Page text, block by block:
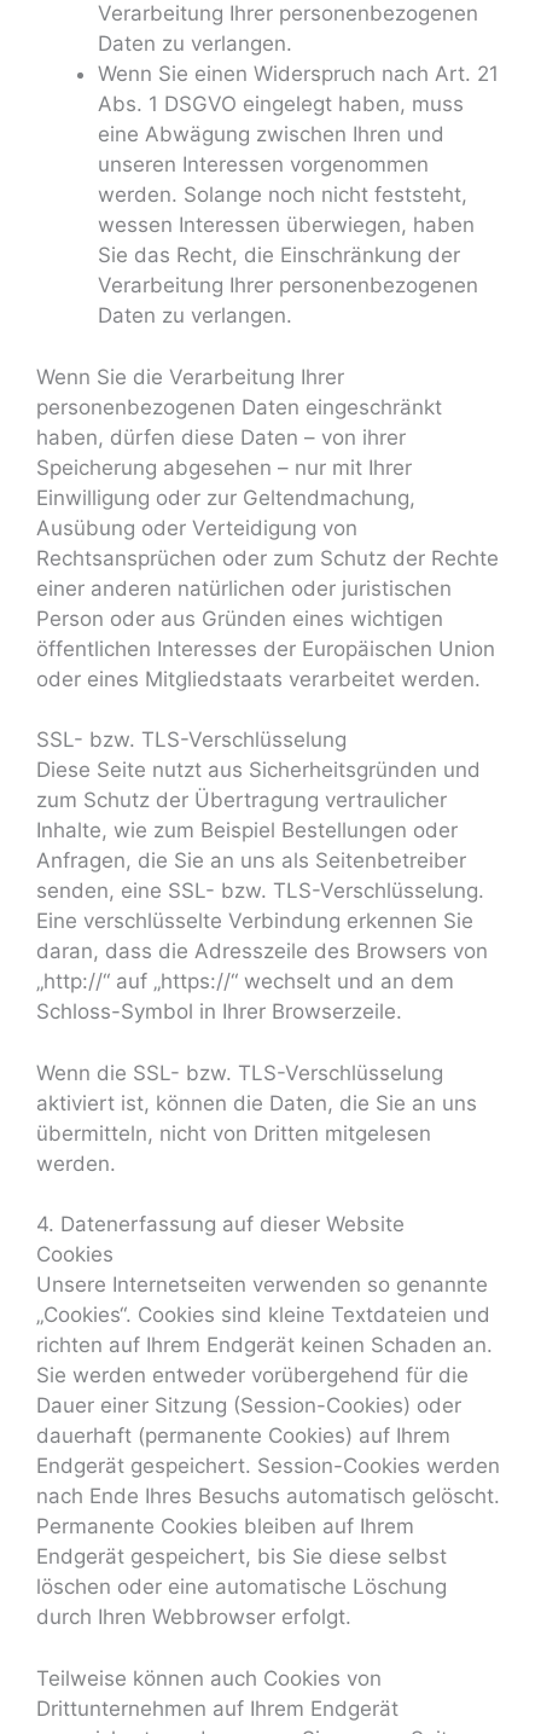
Verarbeitung Ihrer personenbezogenen
Daten zu verlangen.
Wenn Sie einen Widerspruch nach Art. 21
Abs. 1 DSGVO eingelegt haben, muss
eine Abwägung zwischen Ihren und
unseren Interessen vorgenommen
werden. Solange noch nicht feststeht,
wessen Interessen überwiegen, haben
Sie das Recht, die Einschränkung der
Verarbeitung Ihrer personenbezogenen
Daten zu verlangen.
Wenn Sie die Verarbeitung Ihrer
personenbezogenen Daten eingeschränkt
haben, dürfen diese Daten – von ihrer
Speicherung abgesehen – nur mit Ihrer
Einwilligung oder zur Geltendmachung,
Ausübung oder Verteidigung von
Rechtsansprüchen oder zum Schutz der Rechte
einer anderen natürlichen oder juristischen
Person oder aus Gründen eines wichtigen
öffentlichen Interesses der Europäischen Union
oder eines Mitgliedstaats verarbeitet werden.
SSL- bzw. TLS-Verschlüsselung
Diese Seite nutzt aus Sicherheitsgründen und
zum Schutz der Übertragung vertraulicher
Inhalte, wie zum Beispiel Bestellungen oder
Anfragen, die Sie an uns als Seitenbetreiber
senden, eine SSL- bzw. TLS-Verschlüsselung.
Eine verschlüsselte Verbindung erkennen Sie
daran, dass die Adresszeile des Browsers von
„http://“ auf „https://“ wechselt und an dem
Schloss-Symbol in Ihrer Browserzeile.
Wenn die SSL- bzw. TLS-Verschlüsselung
aktiviert ist, können die Daten, die Sie an uns
übermitteln, nicht von Dritten mitgelesen
werden.
4. Datenerfassung auf dieser Website
Cookies
Unsere Internetseiten verwenden so genannte
„Cookies“. Cookies sind kleine Textdateien und
richten auf Ihrem Endgerät keinen Schaden an.
Sie werden entweder vorübergehend für die
Dauer einer Sitzung (Session-Cookies) oder
dauerhaft (permanente Cookies) auf Ihrem
Endgerät gespeichert. Session-Cookies werden
nach Ende Ihres Besuchs automatisch gelöscht.
Permanente Cookies bleiben auf Ihrem
Endgerät gespeichert, bis Sie diese selbst
löschen oder eine automatische Löschung
durch Ihren Webbrowser erfolgt.
Teilweise können auch Cookies von
Drittunternehmen auf Ihrem Endgerät